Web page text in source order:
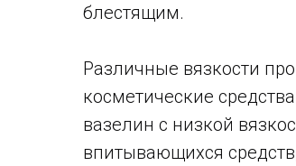
блестящим.
Различные вязкости
косметические
вазелин с низкой
впитывающихся